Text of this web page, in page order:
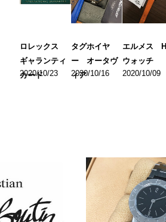
ロレックス
ギャランティ
カード
2020/10/23
タグホイヤ
ー オータヴ
ィア
2020/10/16
エルメス H
ウォッチ
2020/10/09